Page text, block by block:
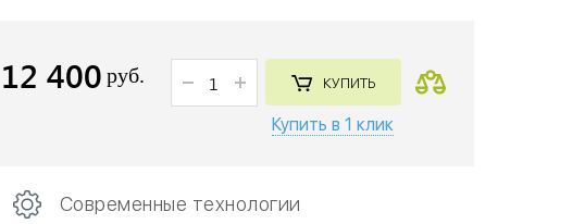
12 400 руб. КУПИТЬ
Купить в 1 клик
Современные технологии